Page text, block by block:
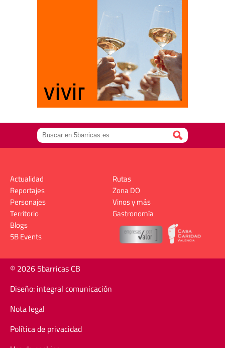
Actualidad
Reportajes
Personajes
Territorio
Rutas
Zona DO
Vinos y más
Gastronomía
Blogs
5B Events
© 2026 5barricas CB
Diseño: integral comunicación
Nota legal
Política de privacidad